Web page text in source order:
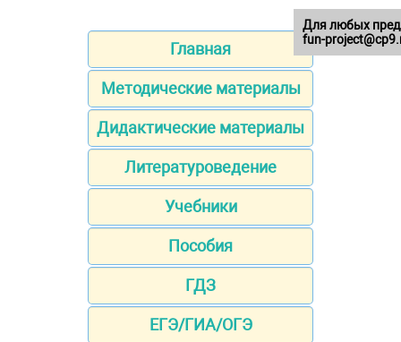
Главная
Методические материалы
Дидактические материалы
Литературоведение
Учебники
Пособия
ГДЗ
ЕГЭ/ГИА/ОГЭ
Для любых
fun-